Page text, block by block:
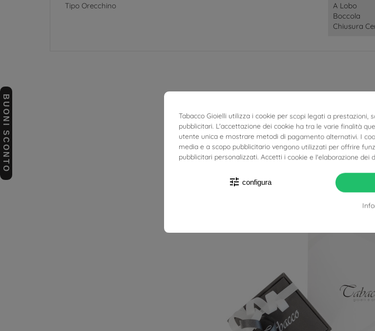
Tipo Orecchino
A Lobo
Boccola
Chiusura
BUONI SCONTO
Tabacco Gioielli utilizza i cookie per scopi legati a prestazioni,
pubblicitari. L'accettazione dei cookie ha tra le varie finalità
utente unica e mostrare metodi di pagamento alternativi. I
media e a scopo pubblicitario vengono utilizzati per offrire
pubblicitari personalizzati. Accetti i cookie e l'elaborazione dei
tune configura